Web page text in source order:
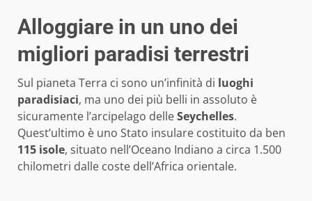
Alloggiare in un uno dei
migliori paradisi terrestri
Sul pianeta Terra ci sono un’infinità di luoghi
paradisiaci, ma uno dei più belli in assoluto è
sicuramente l’arcipelago delleSeychelles.
Quest’ultimo è uno Stato insulare costituito da ben
115 isole, situato nell’Oceano Indiano a circa 1.500
chilometri dalle coste dell’Africa orientale.